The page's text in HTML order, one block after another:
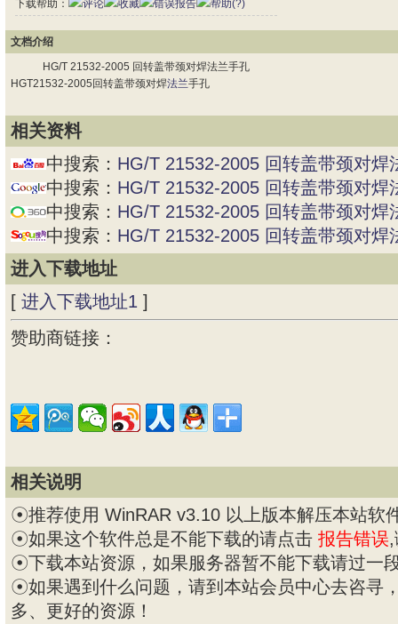
下载帮助：
评论 收藏 错误报告 帮助(?)
文档介绍
HG/T 21532-2005 回转盖带颈对焊法兰手孔
HGT21532-2005回转盖带颈对焊法兰手孔
相关资料
中搜索： HG/T 21532-2005 回转盖带颈对焊
中搜索： HG/T 21532-2005 回转盖带颈对焊
中搜索： HG/T 21532-2005 回转盖带颈对焊
中搜索： HG/T 21532-2005 回转盖带颈对焊
进入下载地址
[ 进入下载地址1 ]
赞助商链接：
相关说明
☉推荐使用 WinRAR v3.10 以上版本解压本站软
☉如果这个软件总是不能下载的请点击 报告错误
☉下载本站资源，如果服务器暂不能下载请过一
☉如果遇到什么问题，请到本站会员中心去咨寻
多、更好的资源！